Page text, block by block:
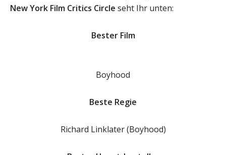
New York Film Critics Circle seht Ihr unten:
Bester Film
Boyhood
Beste Regie
Richard Linklater (Boyhood)